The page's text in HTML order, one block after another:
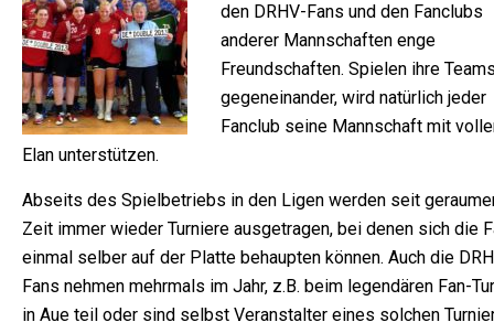
den DRHV-Fans und den Fanclubs
anderer Mannschaften enge
Freundschaften. Spielen ihre
gegeneinander, wird natürlich jeder
Fanclub seine Mannschaft mit
Elan unterstützen.
Abseits des Spielbetriebs in den Ligen werden seit
Zeit immer wieder Turniere ausgetragen, bei denen sich die
einmal selber auf der Platte behaupten können. Auch die
Fans nehmen mehrmals im Jahr, z.B. beim legendären Fan-
in Aue teil oder sind selbst Veranstalter eines solchen